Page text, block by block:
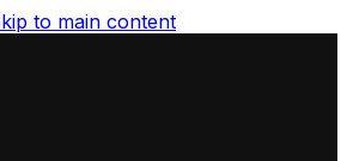
to main content